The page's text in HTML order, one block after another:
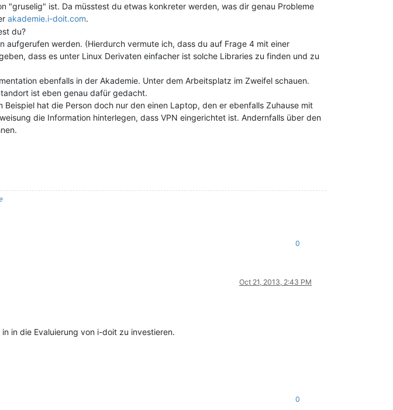
"gruselig" ist. Da müsstest du etwas konkreter werden, was dir genau Probleme
akademie.i-doit.com.
du?
werden. (Hierdurch vermute ich, dass du auf Frage 4 mit einer
dass es unter Linux Derivaten einfacher ist solche Libraries zu finden und zu
ebenfalls in der Akademie. Unter dem Arbeitsplatz im Zweifel schauen.
ist eben genau dafür gedacht.
hat die Person doch nur den einen Laptop, den er ebenfalls Zuhause mit
die Information hinterlegen, dass VPN eingerichtet ist. Andernfalls über den
0
Oct 21, 2013, 2:43 PM
in die Evaluierung von i-doit zu investieren.
0